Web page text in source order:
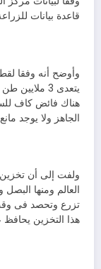
قاعدة بيانات
وأوضح أنه وفقا
هناك فائض كاف
الجاهز ولا يوجد
ولفت إلى أن
العالم ومنها
تزرع وتحصد فى وقت
هذا التخزين يحافظ